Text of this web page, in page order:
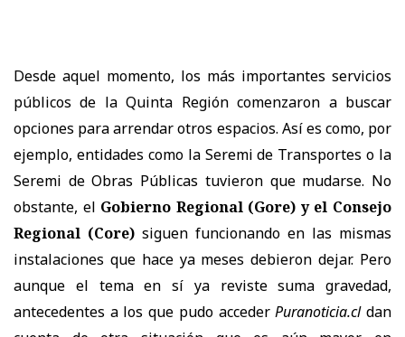
Desde aquel momento, los más importantes servicios
públicos de la Quinta Región comenzaron a buscar
opciones para arrendar otros espacios. Así es como, por
ejemplo, entidades como la Seremi de Transportes o la
Seremi de Obras Públicas tuvieron que mudarse. No
obstante, el Gobierno Regional (Gore) y el Consejo
Regional (Core) siguen funcionando en las mismas
instalaciones que hace ya meses debieron dejar. Pero
aunque el tema en sí ya reviste suma gravedad,
antecedentes a los que pudo accederPuranoticia.cldan